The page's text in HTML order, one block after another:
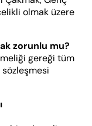
olmak üzere
zorunlu mu?
gereği tüm